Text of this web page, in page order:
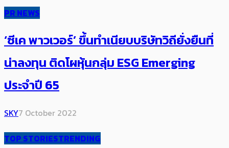
PR NEWS
‘ซีเค พาวเวอร์’ ขึ้นทำเนียบบริษัทวิถียั่งยืนที่
น่าลงทุน ติดโผหุ้นกลุ่ม ESG Emerging
ประจำปี 65
SKY7 October 2022
TOP STORIESTRENDING